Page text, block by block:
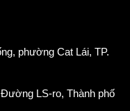
phường Cat Lái, TP.
LS-ro, Thành phố